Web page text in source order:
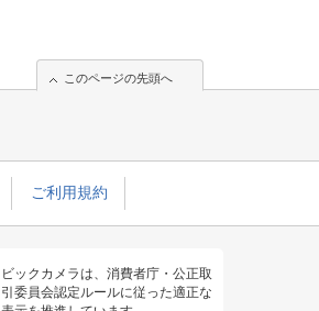
このページの先頭へ
ご利用規約
ビックカメラは、消費者庁・公正取
引委員会認定ルールに従った適正な